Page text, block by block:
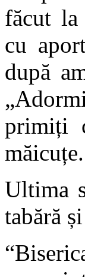
făcut
cu
după
primiți
măicuțe.
Ultima
tabără